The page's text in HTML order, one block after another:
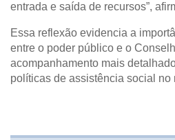
entrada e saída de recursos”,
Essa reflexão evidencia a
entre o poder público e o
acompanhamento mais
políticas de assistência social no